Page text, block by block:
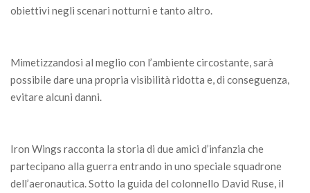
obiettivi negli scenari notturni e tanto altro.
Mimetizzandosi al meglio con l’ambiente circostante, sarà
possibile dare una propria visibilità ridotta e, di conseguenza,
evitare alcuni danni.
Iron Wings racconta la storia di due amici d’infanzia che
partecipano alla guerra entrando in uno speciale squadrone
dell’aeronautica. Sotto la guida del colonnello David Ruse, il